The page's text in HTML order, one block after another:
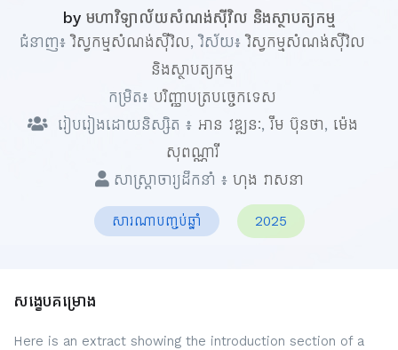
by មហាវិទ្យាល័យសំណង់ស៊ីវិល និងស្ថាបត្យកម្ម
ជំនាញ៖វិស្វកម្មសំណង់ស៊ីវិល, វិស័យ៖វិស្វកម្មសំណង់ស៊ីវិល
និងស្ថាបត្យកម្ម
កម្រិត៖ បរិញ្ញាបត្របច្ចេកទេស
រៀបរៀងដោយនិស្សិត ៖ អាន​ វឌ្ឍនៈ,រឹម​ ប៊ុនថា, ម៉េង
សុពណ្ណារី
សាស្ត្រាចារ្យដឹកនាំ ៖ ហុង វាសនា
សារណាបញ្ចប់ឆ្នាំ 2025
សង្ខេបគម្រោង
Here is an extract showing the introduction section of a